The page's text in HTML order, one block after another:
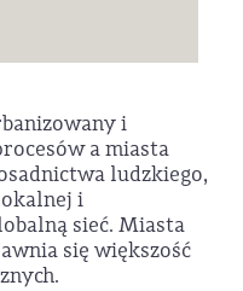
i
a miasta
ludzkiego,
i
sieć. Miasta
się większość